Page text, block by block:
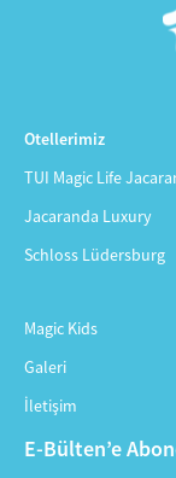
Otellerimiz
TUI Magic Life
Jacaranda Luxury
Schloss Lüdersburg
Magic Kids
Galeri
İletişim
E-Bülten’e